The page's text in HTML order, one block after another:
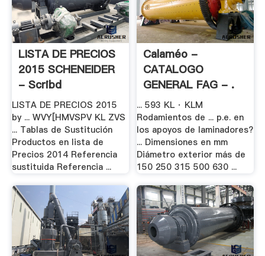
LISTA DE PRECIOS
2015 SCHENEIDER
- Scribd
LISTA DE PRECIOS 2015
by ... WVY[HMVSPV KL ZVS
... Tablas de Sustitución
Productos en lista de
Precios 2014 Referencia
sustituida Referencia ...
Calaméo -
CATALOGO
GENERAL FAG - .
... 593 KL · KLM
Rodamientos de ... p.e. en
los apoyos de laminadores?
... Dimensiones en mm
Diámetro exterior más de
150 250 315 500 630 ...